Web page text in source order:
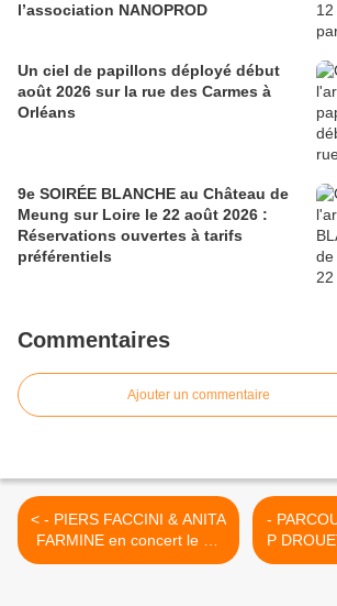
l’association NANOPROD
Un ciel de papillons déployé début
août 2026 sur la rue des Carmes à
Orléans
9e SOIRÉE BLANCHE au Château de
Meung sur Loire le 22 août 2026 :
Réservations ouvertes à tarifs
préférentiels
Commentaires
Ajouter un commentaire
< - PIERS FACCINI & ANITA
FARMINE en concert le 25
mars 2015 à ST JEAN DE
-
P